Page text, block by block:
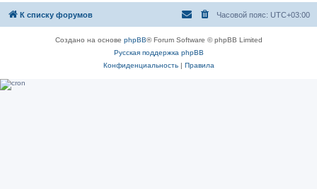
К списку форумов Часовой пояс: UTC+03:00
Создано на основе phpBB® Forum Software © phpBB Limited
Русская поддержка phpBB
Конфиденциальность| Правила